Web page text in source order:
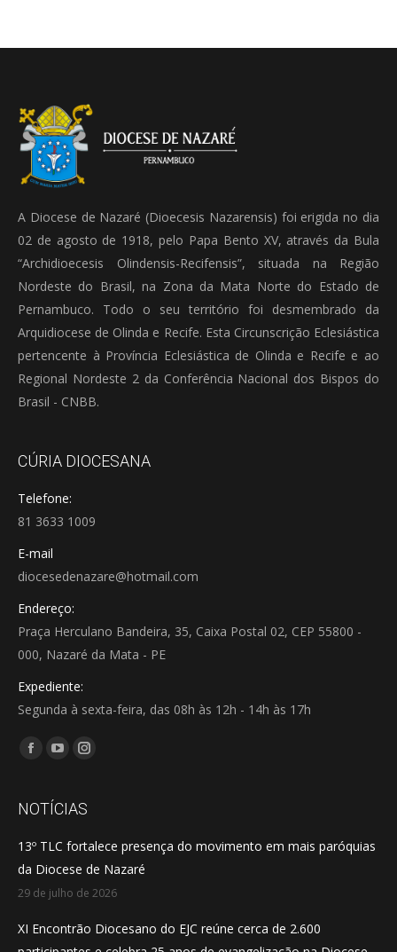
A Diocese de Nazaré (Dioecesis Nazarensis) foi erigida no dia
02 de agosto de 1918, pelo Papa Bento XV, através da Bula
“Archidioecesis Olindensis-Recifensis”, situada na Região
Nordeste do Brasil, na Zona da Mata Norte do Estado de
Pernambuco. Todo o seu território foi desmembrado da
Arquidiocese de Olinda e Recife. Esta Circunscrição Eclesiástica
pertencente à Província Eclesiástica de Olinda e Recife e ao
Regional Nordeste 2 da Conferência Nacional dos Bispos do
Brasil - CNBB.
CÚRIA DIOCESANA
Telefone:
81 3633 1009
E-mail
diocesedenazare@hotmail.com
Endereço:
Praça Herculano Bandeira, 35, Caixa Postal 02, CEP 55800 -
000, Nazaré da Mata - PE
Expediente:
Segunda à sexta-feira, das 08h às 12h - 14h às 17h
Encontre-nos em:
Facebook
opens
new
window
YouTube
opens
new
window
Instagram
opens
new
window
NOTÍCIAS
13º TLC fortalece presença do movimento em mais paróquias
da Diocese de Nazaré
29 de julho de 2026
XI Encontrão Diocesano do EJC reúne cerca de 2.600